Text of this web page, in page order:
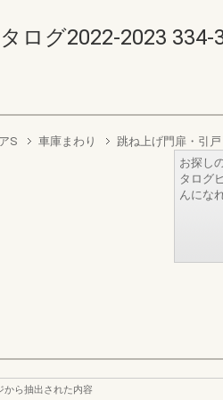
ログ2022-2023 334-
S 車庫まわり 跳ね上げ門扉・引
お探し
タログ
んにな
から抽出された内容